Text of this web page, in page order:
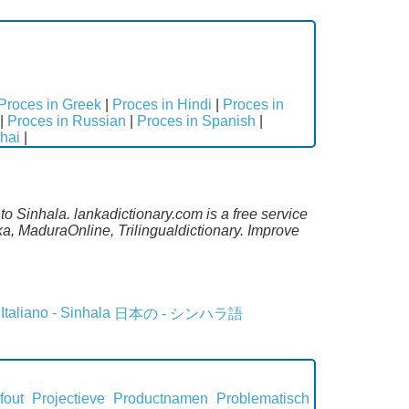
Proces in Greek Proces in Hindi
Proces in
Proces in Russian Proces in Spanish
Sinhala. lankadictionary.com is a free service
MaduraOnline, Trilingualdictionary. Improve
Italiano - Sinhala 日本の - シンハラ語
Projectieve Productnamen
Problematisch